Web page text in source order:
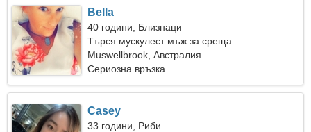
Bella
40 години, Близнаци
Търся мускулест мъж за среща
Muswellbrook, Австралия
Сериозна връзка
Casey
33 години, Риби